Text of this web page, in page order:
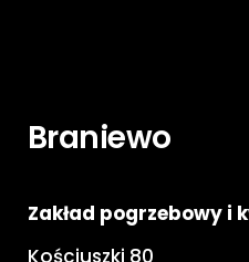
Braniewo
Zakład pogrzebowy i
Kościuszki 80